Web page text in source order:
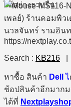
ได้อย่างราบรื่น
Search : KB216
หาซื้อ สินค้า Dell ไ
ช้อปสินค้าอีกมาก
ได้ที่